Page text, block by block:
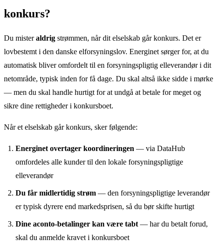
konkurs?
Du misteraldrig strømmen, når dit elselskab går konkurs. Det er
lovbestemt i den danske elforsyningslov. Energinet sørger for, at du
automatisk bliver omfordelt til en forsyningspligtig elleverandør i dit
netområde, typisk inden for få dage. Du skal altså ikke sidde i mørke
— men du skal handle hurtigt for at undgå at betale for meget og
sikre dine rettigheder i konkursboet.
Når et elselskab går konkurs, sker følgende:
Energinet overtager koordineringen — via DataHub
omfordeles alle kunder til den lokale forsyningspligtige
elleverandør
Du får midlertidig strøm — den forsyningspligtige leverandør
er typisk dyrere end markedsprisen, så du bør skifte hurtigt
Dine aconto-betalinger kan være tabt — har du betalt forud,
skal du anmelde kravet i konkursboet